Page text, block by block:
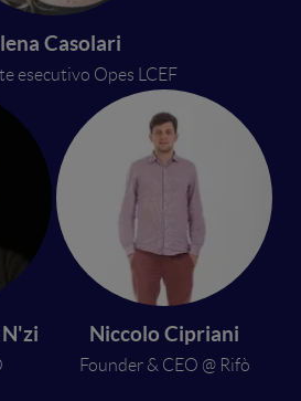
Casolari
esecutivo Opes LCEF
Niccolo Cipriani
Founder & CEO @ Rifò